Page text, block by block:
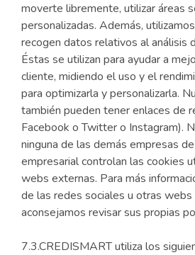
moverte libremente, utilizar áreas
personalizadas. Además,
recogen datos relativos al análisis
Éstas se utilizan para ayudar a
cliente, midiendo el uso y el
para optimizarla y personalizarla.
también pueden tener enlaces de
Facebook o Twitter o Instagram).
ninguna de las demás empresas
empresarial controlan las cookies
webs externas. Para más
de las redes sociales u otras webs
aconsejamos revisar sus propias
7.3.CREDISMART utiliza los